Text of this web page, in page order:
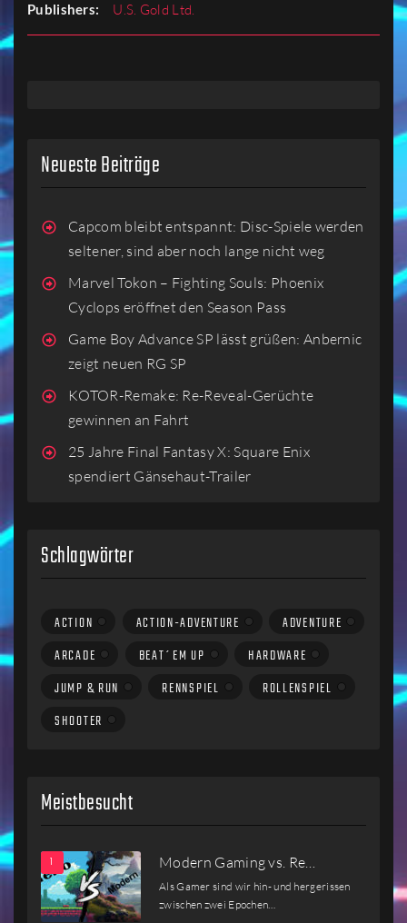
Publishers: U.S. Gold Ltd.
Neueste Beiträge
Capcom bleibt entspannt: Disc-Spiele werden
seltener, sind aber noch lange nicht weg
Marvel Tokon – Fighting Souls: Phoenix
Cyclops eröffnet den Season Pass
Game Boy Advance SP lässt grüßen: Anbernic
zeigt neuen RG SP
KOTOR-Remake: Re-Reveal-Gerüchte
gewinnen an Fahrt
25 Jahre Final Fantasy X: Square Enix
spendiert Gänsehaut-Trailer
Schlagwörter
ACTION ACTION-ADVENTURE
ADVENTURE
ARCADE
BEAT´EM UP
HARDWARE
JUMP & RUN
RENNSPIEL
ROLLENSPIEL
SHOOTER
Meistbesucht
Modern Gaming vs. Re…
Als Gamer sind wir hin- und hergerissen
zwischen zwei Epochen…